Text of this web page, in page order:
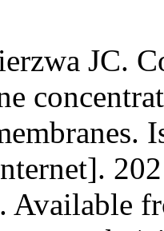
JC.
Available